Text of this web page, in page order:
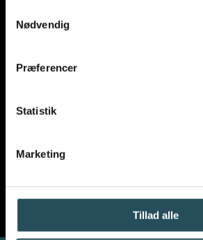
Nødvendig
Præferencer
Statistik
Marketing
Tillad alle
VIL DU VIDE